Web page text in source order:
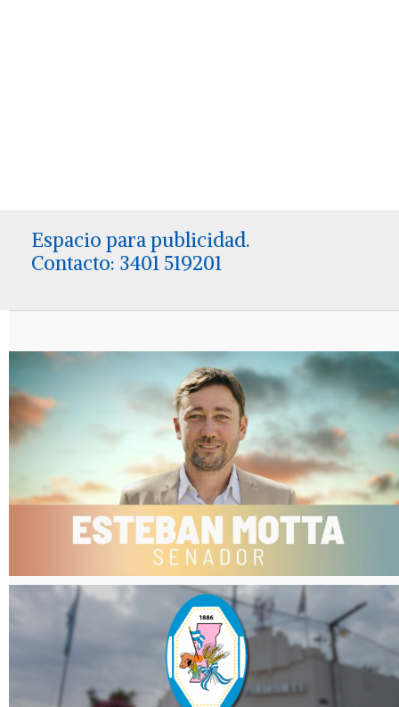
Espacio para publicidad.
Contacto: 3401 519201